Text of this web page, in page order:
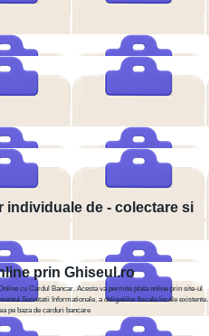
individuale de - colectare si
prin Ghiseul.ro
cu Cardul Bancar. Acesta va permite plata online prin site-ul
Societatii Informationale, a obligatiilor fiscale locale existente.
pe baza de carduri bancare